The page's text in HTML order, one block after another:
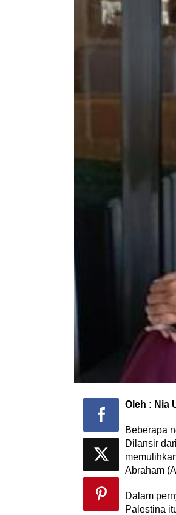
Oleh : Nia
Beberapa
Dilansir
Abraham
Dalam
Palestina